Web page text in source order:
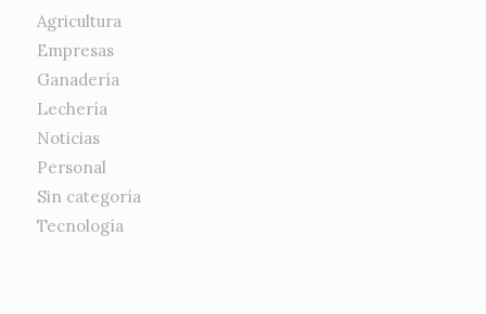
Agricultura
Empresas
Ganadería
Lechería
Noticias
Personal
Sin categoría
Tecnología